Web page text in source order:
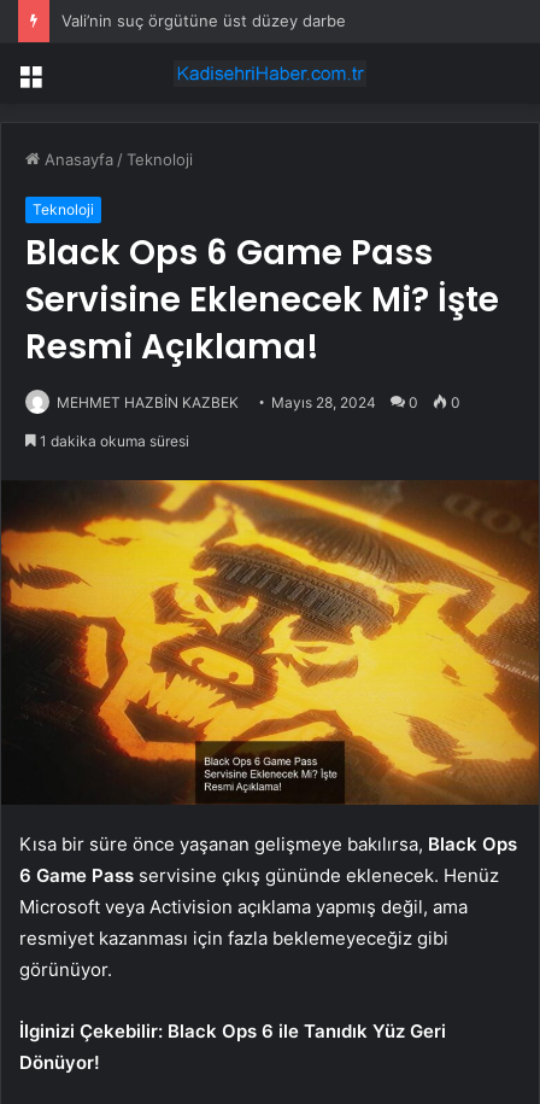
Vali’nin suç örgütüne üst düzey darbe
Menü
Anasayfa /Teknoloji
Teknoloji
Black Ops 6 Game Pass
Servisine Eklenecek Mi? İşte
Resmi Açıklama!
MEHMET HAZBİN KAZBEK Mayıs 28, 2024 0 0
1 dakika okuma süresi
Kısa bir süre önce yaşanan gelişmeye bakılırsa, Black Ops
6 Game Pass servisine çıkış gününde eklenecek. Henüz
Microsoft veya Activision açıklama yapmış değil, ama
resmiyet kazanması için fazla beklemeyeceğiz gibi
görünüyor.
İlginizi Çekebilir: Black Ops 6 ile Tanıdık Yüz Geri
Dönüyor!